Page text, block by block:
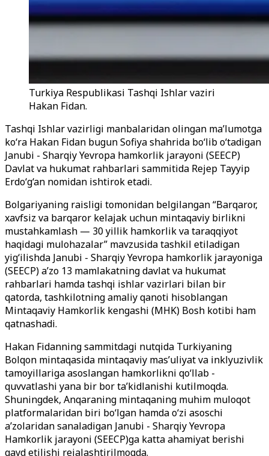
Turkiya Respublikasi Tashqi Ishlar vaziri
Hakan Fidan.
Tashqi Ishlar vazirligi manbalaridan olingan ma’lumotga
ko‘ra Hakan Fidan bugun Sofiya shahrida bo‘lib o‘tadigan
Janubi - Sharqiy Yevropa hamkorlik jarayoni (SEECP)
Davlat va hukumat rahbarlari sammitida Rejep Tayyip
Erdo‘g‘an nomidan ishtirok etadi.
Bolgariyaning raisligi tomonidan belgilangan “Barqaror,
xavfsiz va barqaror kelajak uchun mintaqaviy birlikni
mustahkamlash — 30 yillik hamkorlik va taraqqiyot
haqidagi mulohazalar” mavzusida tashkil etiladigan
yig‘ilishda Janubi - Sharqiy Yevropa hamkorlik jarayoniga
(SEECP) a’zo 13 mamlakatning davlat va hukumat
rahbarlari hamda tashqi ishlar vazirlari bilan bir
qatorda, tashkilotning amaliy qanoti hisoblangan
Mintaqaviy Hamkorlik kengashi (MHK) Bosh kotibi ham
qatnashadi.
Hakan Fidanning sammitdagi nutqida Turkiyaning
Bolqon mintaqasida mintaqaviy mas’uliyat va inklyuzivlik
tamoyillariga asoslangan hamkorlikni qo‘llab -
quvvatlashi yana bir bor ta’kidlanishi kutilmoqda.
Shuningdek, Anqaraning mintaqaning muhim muloqot
platformalaridan biri bo‘lgan hamda o‘zi asoschi
a’zolaridan sanaladigan Janubi - Sharqiy Yevropa
Hamkorlik jarayoni (SEECP)ga katta ahamiyat berishi
qayd etilishi rejalashtirilmoqda.